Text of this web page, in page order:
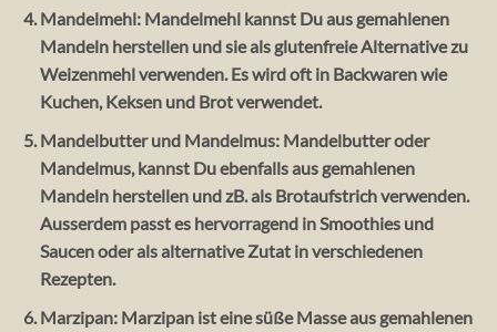
Mandelmehl:Mandelmehl kannst Du aus gemahlenen
Mandeln herstellen und sie als glutenfreie Alternative zu
Weizenmehl verwenden. Es wird oft in Backwaren wie
Kuchen, Keksen und Brot verwendet.
Mandelbutter und Mandelmus:Mandelbutter oder
Mandelmus, kannst Du ebenfalls aus gemahlenen
Mandeln herstellen und zB. als Brotaufstrich verwenden.
Ausserdem passt es hervorragend in Smoothies und
Saucen oder als alternative Zutat in verschiedenen
Rezepten.
Marzipan:Marzipan ist eine süße Masse aus gemahlenen